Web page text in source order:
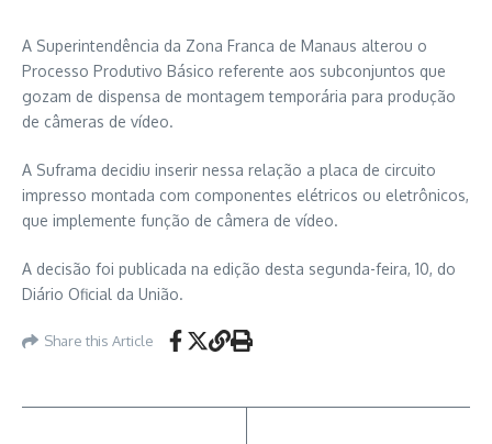
A Superintendência da Zona Franca de Manaus alterou o
Processo Produtivo Básico referente aos subconjuntos que
gozam de dispensa de montagem temporária para produção
de câmeras de vídeo.
A Suframa decidiu inserir nessa relação a placa de circuito
impresso montada com componentes elétricos ou eletrônicos,
que implemente função de câmera de vídeo.
A decisão foi publicada na edição desta segunda-feira, 10, do
Diário Oficial da União.
Share this Article